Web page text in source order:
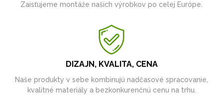
Zaisťujeme montáže našich výrobkov po celej Európe.
DIZAJN, KVALITA, CENA
Naše produkty v sebe kombinujú nadčasové spracovanie,
kvalitné materiály a bezkonkurenčnú cenu na trhu.